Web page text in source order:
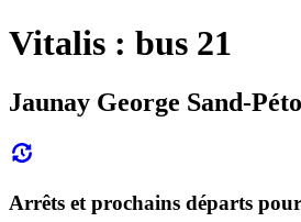
Vitalis : bus 21
Jaunay George Sand-
Arrêts et prochains départs